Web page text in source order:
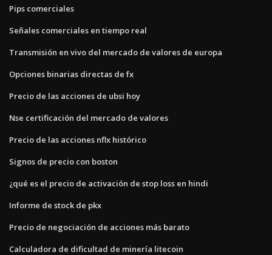
Pips comerciales
Señales comerciales en tiempo real
Transmisión en vivo del mercado de valores de europa
Opciones binarias directas de fx
Precio de las acciones de ubsi hoy
Nse certificación del mercado de valores
Precio de las acciones nflx histórico
Signos de precio con boston
¿qué es el precio de activación de stop loss en hindi
Informe de stock de pkx
Precio de negociación de acciones más barato
Calculadora de dificultad de minería litecoin